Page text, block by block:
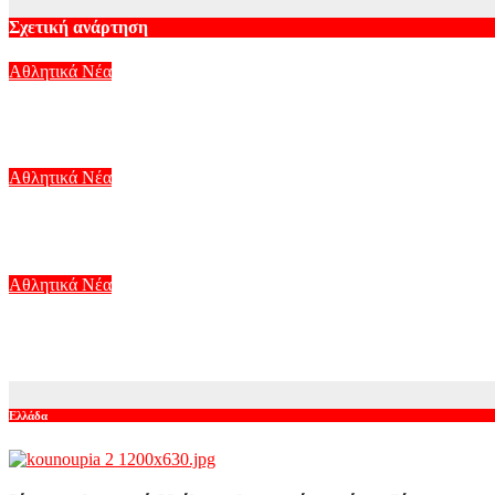
Σχετική ανάρτηση
Αθλητικά Νέα
Αθλητικά Νέα
Αθλητικά Νέα
Ελλάδα